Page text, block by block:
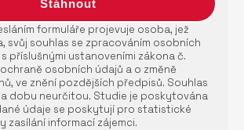
formuláře projevuje osoba, jež
svůj souhlas se zpracováním osobních
příslušnými ustanoveními zákona č.
osobních údajů a o změně
ve znění pozdějších předpisů. Souhlas
dobu neurčitou. Studie je poskytována
údaje se poskytují pro statistické
zasílání informací zájemci.